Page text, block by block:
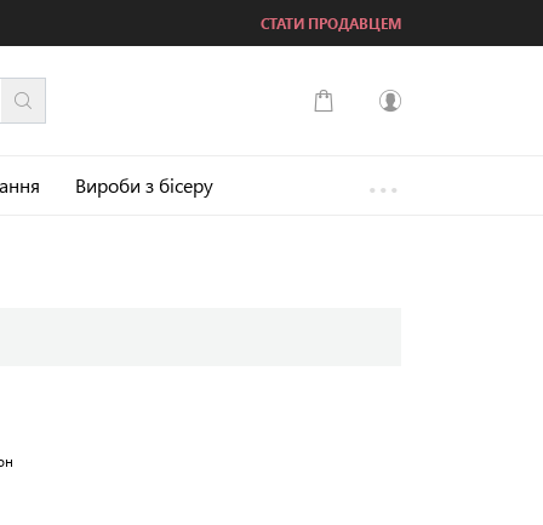
СТАТИ ПРОДАВЦЕМ
...
Вироби з бісеру